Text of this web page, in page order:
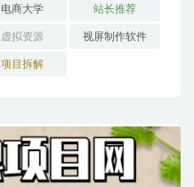
电商大学 站长推荐
虚拟资源 视屏制作软件
项目拆解